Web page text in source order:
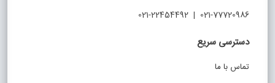
021-77720986 | 021-22454492
دسترسی سریع
تماس با ما